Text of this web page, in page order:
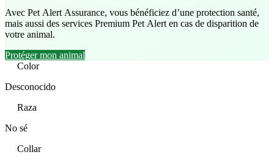
Avec Pet Alert Assurance, vous bénéficiez d’une protection santé,
mais aussi des services Premium Pet Alert en cas de disparition de
votre animal.
Protéger mon animal
Color
Desconocido
Raza
No sé
Collar